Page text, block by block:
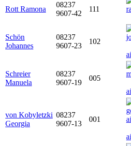
Rott Ramona
08237
9607-42
111
Schön
Johannes
08237
9607-23
102
Schreier
Manuela
08237
9607-19
005
von Kobyletzki
Georgia
08237
9607-13
001